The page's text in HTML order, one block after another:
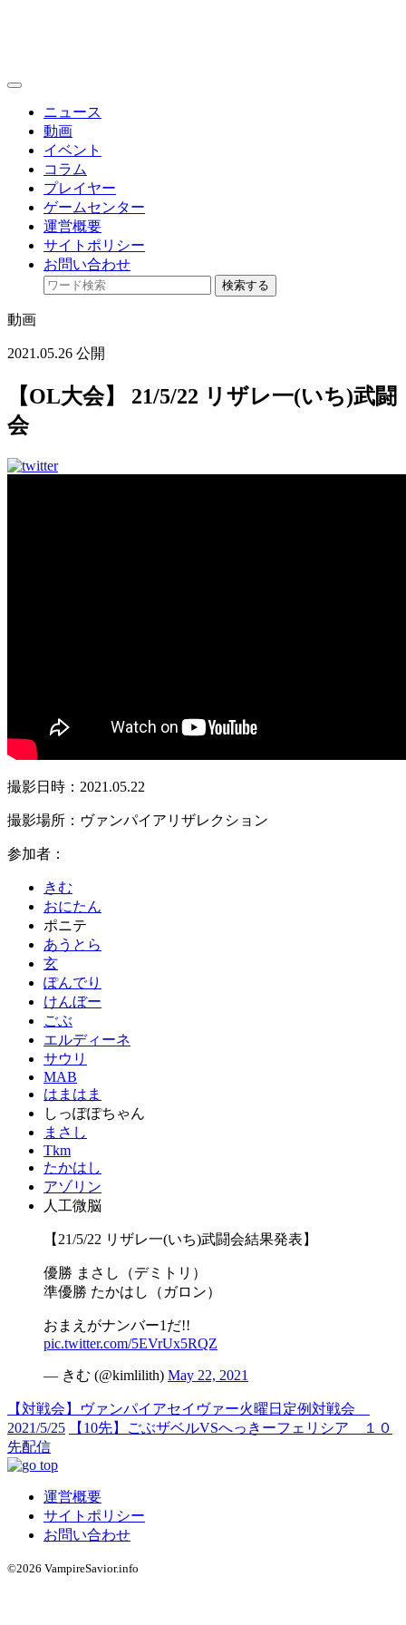
toggle
ニュース
動画
イベント
コラム
プレイヤー
ゲームセンター
運営概要
サイトポリシー
お問い合わせ
検索する
動画
2021.05.26 公開
【OL大会】 21/5/22 リザレ一(いち)武闘
会
撮影日時：2021.05.22
撮影場所：ヴァンパイアリザレクション
参加者：
きむ
おにたん
ポニテ
あうとら
玄
ぽんでり
けんぼー
ごぶ
エルディーネ
サウリ
MAB
はまはま
しっぽぽちゃん
まさし
Tkm
たかはし
アゾリン
人工微脳
【21/5/22 リザレ一(いち)武闘会結果発表】
優勝 まさし（デミトリ）
準優勝 たかはし（ガロン）
おまえがナンバー1だ!!
pic.twitter.com/5EVrUx5RQZ
— きむ (@kimlilith) May 22, 2021
【対戦会】ヴァンパイアセイヴァー火曜日定例対戦会
2021/5/25
【10先】ごぶザベルVSへっきーフェリシア １０
先配信
運営概要
サイトポリシー
お問い合わせ
©2026 VampireSavior.info